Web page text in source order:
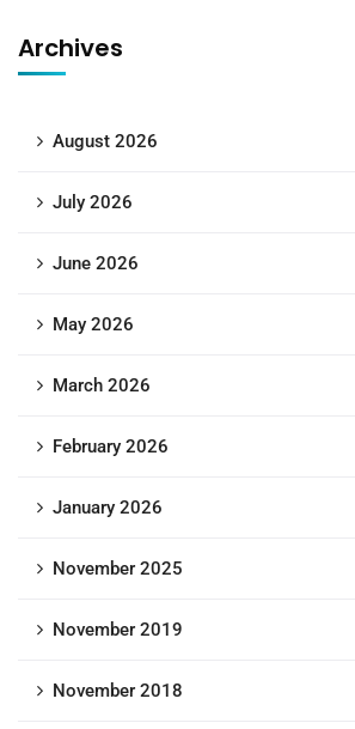
Archives
August 2026
July 2026
June 2026
May 2026
March 2026
February 2026
January 2026
November 2025
November 2019
November 2018